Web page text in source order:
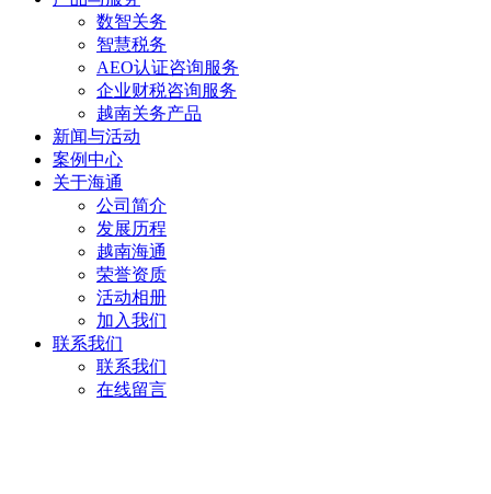
数智关务
智慧税务
AEO认证咨询服务
企业财税咨询服务
越南关务产品
新闻与活动
案例中心
关于海通
公司简介
发展历程
越南海通
荣誉资质
活动相册
加入我们
联系我们
联系我们
在线留言